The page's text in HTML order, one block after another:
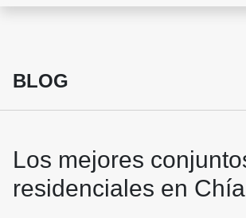
BLOG
Los mejores
residenciales en